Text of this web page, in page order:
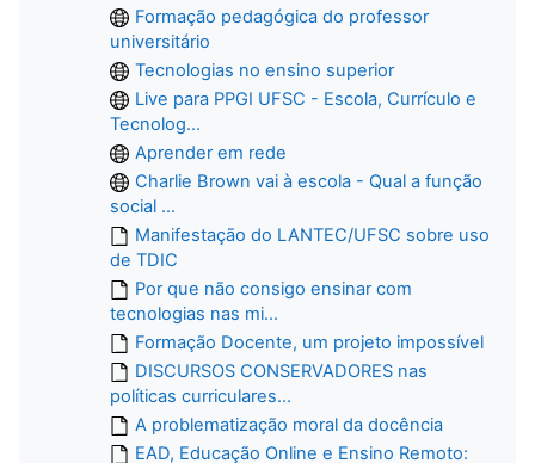
Formação pedagógica do professor
universitário
Tecnologias no ensino superior
Live para PPGI UFSC - Escola, Currículo e
Tecnolog...
Aprender em rede
Charlie Brown vai à escola - Qual a função
social ...
Manifestação do LANTEC/UFSC sobre uso
de TDIC
Por que não consigo ensinar com
tecnologias nas mi...
Formação Docente, um projeto impossível
DISCURSOS CONSERVADORES nas
políticas curriculares...
A problematização moral da docência
EAD, Educação Online e Ensino Remoto: